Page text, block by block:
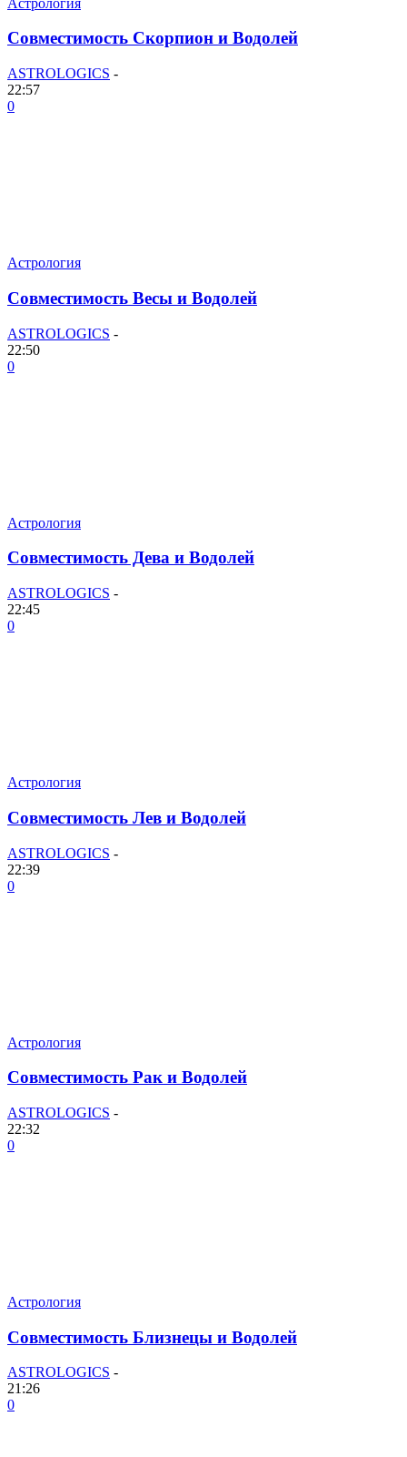
Совместимость Скорпион и Водолей
ASTROLOGICS -
22:57
0
Астрология
Совместимость Весы и Водолей
ASTROLOGICS -
22:50
0
Астрология
Совместимость Дева и Водолей
ASTROLOGICS -
22:45
0
Астрология
Совместимость Лев и Водолей
ASTROLOGICS -
22:39
0
Астрология
Совместимость Рак и Водолей
ASTROLOGICS -
22:32
0
Астрология
Совместимость Близнецы и Водолей
ASTROLOGICS -
21:26
0